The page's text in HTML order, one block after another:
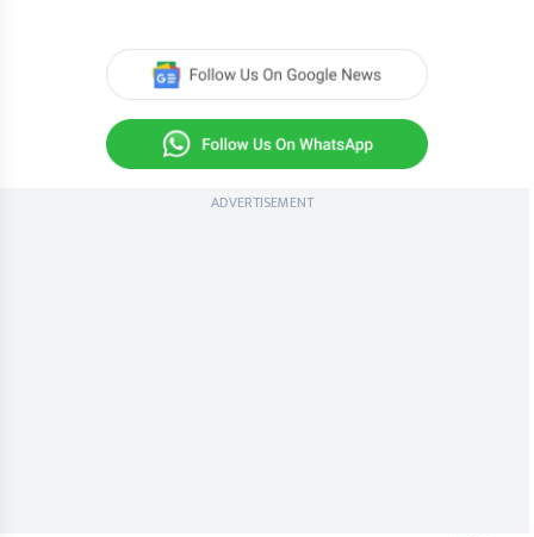
ADVERTISEMENT